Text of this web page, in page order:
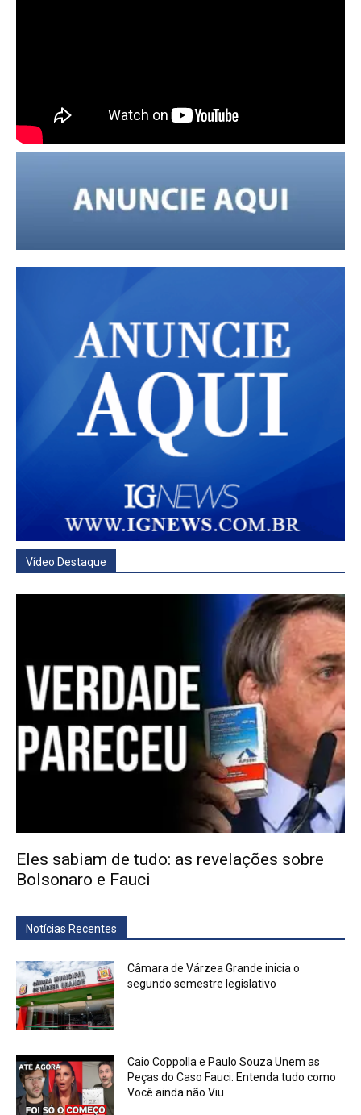
Vídeo Destaque
Eles sabiam de tudo: as revelações sobre
Bolsonaro e Fauci
Notícias Recentes
Câmara de Várzea Grande inicia o
segundo semestre legislativo
Caio Coppolla e Paulo Souza Unem as
Peças do Caso Fauci: Entenda tudo como
Você ainda não Viu